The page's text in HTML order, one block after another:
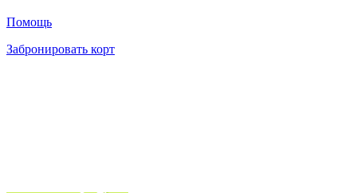
Помощь
Забронировать корт